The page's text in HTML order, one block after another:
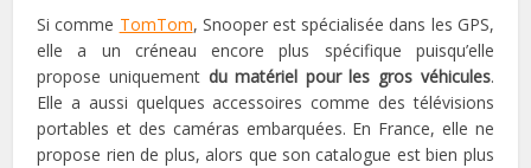
Si comme TomTom, Snooper est spécialisée dans les GPS,
elle a un créneau encore plus spécifique puisqu’elle
propose uniquement du matériel pour les gros véhicules.
Elle a aussi quelques accessoires comme des télévisions
portables et des caméras embarquées. En France, elle ne
propose rien de plus, alors que son catalogue est bien plus